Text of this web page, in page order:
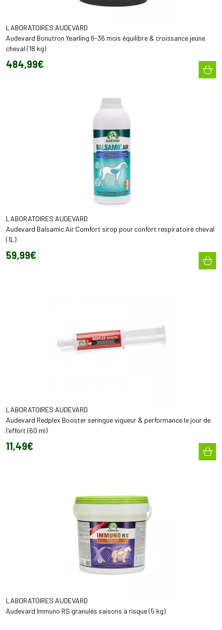
LABORATOIRES AUDEVARD
Audevard Bonutron Yearling 6-36 mois équilibre & croissance jeune
cheval (18 kg)
484,99€
LABORATOIRES AUDEVARD
Audevard Balsamic Air Comfort sirop pour confort respiratoire cheval
(1L)
59,99€
LABORATOIRES AUDEVARD
Audevard Redplex Booster seringue vigueur & performance le jour de
l'effort (60 ml)
11,49€
LABORATOIRES AUDEVARD
Audevard Immuno RS granulés saisons à risque (5 kg)